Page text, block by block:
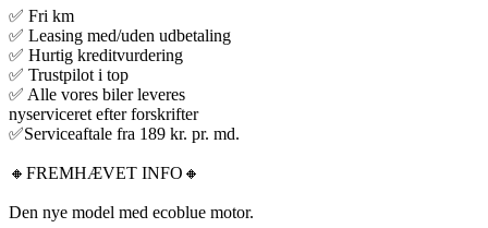
✅ Fri km
✅ Leasing med/uden udbetaling
✅ Hurtig kreditvurdering
✅ Trustpilot i top
✅ Alle vores biler leveres
nyserviceret efter forskrifter
✅Serviceaftale fra 189 kr. pr. md.
🔸FREMHÆVET INFO🔸
Den nye model med ecoblue motor.